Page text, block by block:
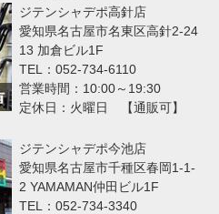
ジテンシャデポ高針店
愛知県名古屋市名東区高針2-24
13 加倉ビル1F
TEL：052-734-6110
営業時間：10:00～19:30
定休日：火曜日 【通販可】
ジテンシャデポ今池店
愛知県名古屋市千種区春岡1-1-
2 YAMAMAN仲田ビル1F
TEL：052-734-3340